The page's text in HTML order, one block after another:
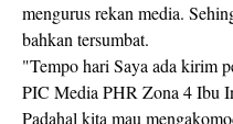
mengurus rekan media.
bahkan tersumbat.
"Tempo hari Saya ada kirim
PIC Media PHR Zona 4 Ibu
Padahal kita mau